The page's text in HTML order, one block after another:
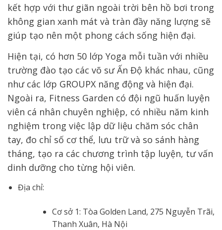
kết hợp với thư giãn ngoài trời bên hồ bơi trong
không gian xanh mát và tràn đầy năng lượng sẽ
giúp tạo nên một phong cách sống hiện đại.
Hiện tại, có hơn 50 lớp Yoga mỗi tuần với nhiều
trường đào tạo các võ sư Ấn Độ khác nhau, cũng
như các lớp GROUPX năng động và hiện đại.
Ngoài ra, Fitness Garden có đội ngũ huấn luyện
viên cá nhân chuyên nghiệp, có nhiều năm kinh
nghiệm trong việc lập dữ liệu chăm sóc chân
tay, đo chỉ số cơ thể, lưu trữ và so sánh hàng
tháng, tạo ra các chương trình tập luyện, tư vấn
dinh dưỡng cho từng hội viên.
Địa chỉ:
Cơ sở 1: Tòa Golden Land, 275 Nguyễn Trãi,
Thanh Xuân, Hà Nội